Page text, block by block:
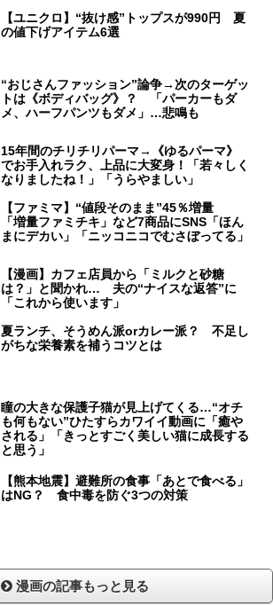
【ユニクロ】“抜け感”トップスが990円 夏
の値下げアイテム6選
“おじさんファッション”論争→次のターゲッ
トは《ボディバッグ》？ 「パーカーもダ
メ、ハーフパンツもダメ」…悲鳴も
15年間のチリチリパーマ→《ゆるパーマ》
でお手入れラク、上品に大変身！「若々しく
なりましたね！」「うらやましい」
【ファミマ】“値段そのまま”45％増量
「増量ファミチキ」など7商品にSNS「ほん
まにデカい」「ニッコニコでむさぼってる」
【漫画】カフェ店員から「ミルクと砂糖
は？」と聞かれ… 夫の“ナイスな返答”に
「これから使います」
夏ランチ、そうめん派orカレー派？ 不足し
がちな栄養素を補うコツとは
瞳の大きな保護子猫が見上げてくる…“オチ
も何もない”ひたすらカワイイ動画に「癒や
される」「きっとすごく美しい猫に成長する
と思う」
【熊本地震】避難所の食事「あとで食べる」
はNG？ 食中毒を防ぐ3つの対策
漫画の記事もっと見る